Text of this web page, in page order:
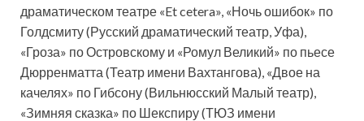
драматическом театре «Et cetera», «Ночь ошибок» по
Голдсмиту (Русский драматический театр, Уфа),
«Гроза» по Островскому и «Ромул Великий» по пьесе
Дюрренматта (Театр имени Вахтангова), «Двое на
качелях» по Гибсону (Вильнюсский Малый театр),
«Зимняя сказка» по Шекспиру (ТЮЗ имени